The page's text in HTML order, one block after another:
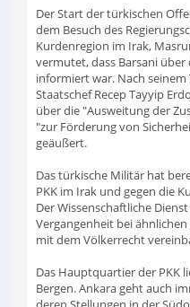
Der Start der türkischen
dem Besuch des
Kurdenregion im Irak,
vermutet, dass Barsani
informiert war. Nach
Staatschef Recep Tayyip
über die "Ausweitung der
"zur Förderung von
geäußert.
Das türkische Militär hat
PKK im Irak und gegen die
Der Wissenschaftliche
Vergangenheit bei
mit dem Völkerrecht
Das Hauptquartier der PKK
Bergen. Ankara geht auch